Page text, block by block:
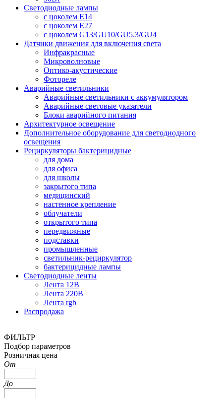
Светодиодные лампы
с цоколем E14
с цоколем E27
с цоколем G13/GU10/GU5.3/GU4
Датчики движения для включения света
Инфракрасные
Микроволновые
Оптико-акустические
Фотореле
Аварийные светильники
Аварийные светильники с аккумулятором
Аварийные световые указатели
Блоки аварийного питания
Архитектурное освещение
Дополнительное оборудование для светодиодного
освещения
Рециркуляторы бактерицидные
для дома
для офиса
для школы
закрытого типа
медицинский
настенное крепление
облучатели
открытого типа
передвижные
подставки
промышленные
светильник-рециркулятор
бактерицидные лампы
Светодиодные ленты
Лента 12В
Лента 220В
Лента rgb
Распродажа
ФИЛЬТР
Подбор параметров
Розничная цена
От
До